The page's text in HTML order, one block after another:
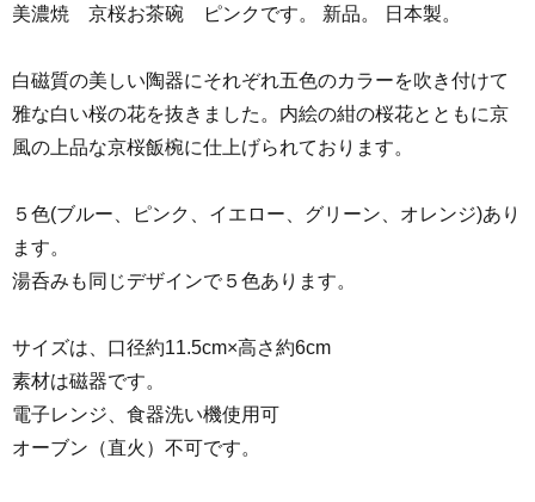
美濃焼 京桜お茶碗 ピンクです。 新品。 日本製。
白磁質の美しい陶器にそれぞれ五色のカラーを吹き付けて
雅な白い桜の花を抜きました。内絵の紺の桜花とともに京
風の上品な京桜飯椀に仕上げられております。
５色(ブルー、ピンク、イエロー、グリーン、オレンジ)あり
ます。
湯呑みも同じデザインで５色あります。
サイズは、口径約11.5cm×高さ約6cm
素材は磁器です。
電子レンジ、食器洗い機使用可
オーブン（直火）不可です。